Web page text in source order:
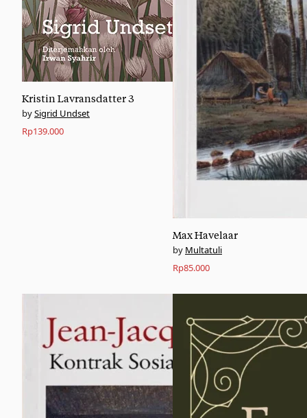
Kristin Lavransdatter 3
Sigrid Undset
Rp139.000
Max Havelaar
Multatuli
Rp85.000